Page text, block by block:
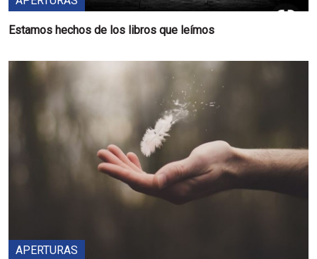
Estamos hechos de los libros que leímos
APERTURAS